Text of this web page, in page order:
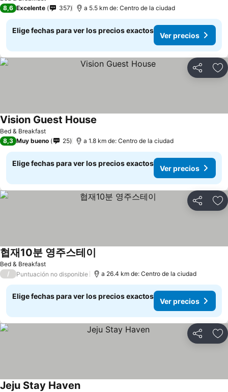
8,6 Excelente 357 a 5.5 km de: Centro de la ciudad
Elige fechas para ver los precios exactos
Ver precios
Compartir
Bed & Breakfast
Vision Guest House
8,3 Muy bueno 25 a 1.8 km de: Centro de la ciudad
Elige fechas para ver los precios exactos
Ver precios
Compartir
Bed & Breakfast
협재10분 영주스테이
/ Puntuación no disponible a 26.4 km de: Centro de la ciudad
Elige fechas para ver los precios exactos
Ver precios
Compartir
Jeju Stay Haven